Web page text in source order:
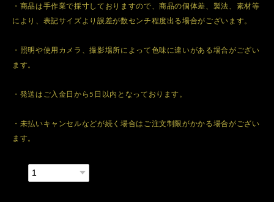
・商品は手作業で採寸しておりますので、商品の個体差、製法、素材等
により、表記サイズより誤差が数センチ程度出る場合がございます。
・照明や使用カメラ、撮影場所によって色味に違いがある場合がござい
ます。
・発送はご入金日から5日以内となっております。
・未払いキャンセルなどが続く場合はご注文制限がかかる場合がござい
ます。